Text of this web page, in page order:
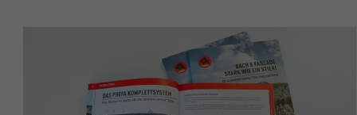
VERVALTIJD
VERVALTIJD